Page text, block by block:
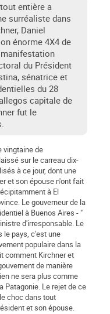
entière a
surréaliste dans
Daniel
énorme 4X4 de
du Président
sénatrice et
du 28
capitale de
fut le
vingtaine de
sur le carreau dix-
à ce jour, dont une
et son épouse n'ont fait
à El
Le gouverneur de la
à Buenos Aires - "
d'irresponsable. Le
le pays, c'est une
populaire dans la
comment Kirchner et
de manière
ne sera plus comme
Patagonie. Le rejet de ce
choc dans tout
et son épouse.